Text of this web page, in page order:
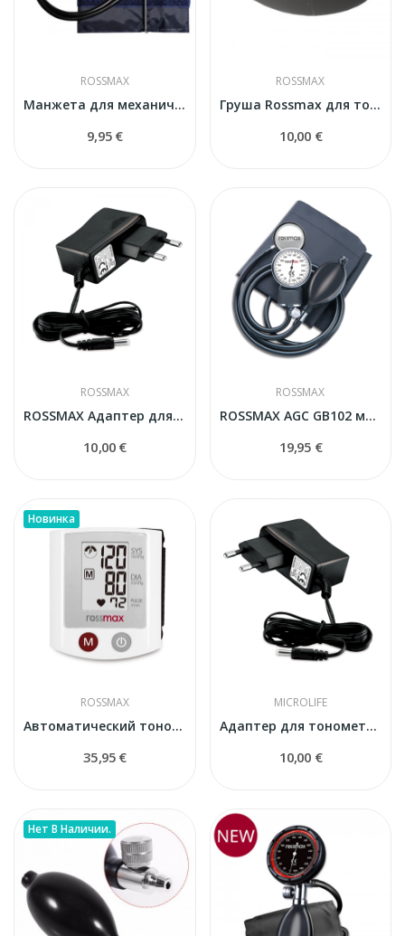
ROSSMAX
Манжета для механического тонометра
9,95 €
ROSSMAX
Груша Rossmax для тонометра
10,00 €
ROSSMAX
ROSSMAX Адаптер для тонометров
10,00 €
ROSSMAX
ROSSMAX AGC GB102 механический тонометр
19,95 €
Новинка
ROSSMAX
Автоматический тонометр на запястье Rossmax S150
35,95 €
MICROLIFE
Адаптер для тонометра Microlife
10,00 €
Нет В Наличии.